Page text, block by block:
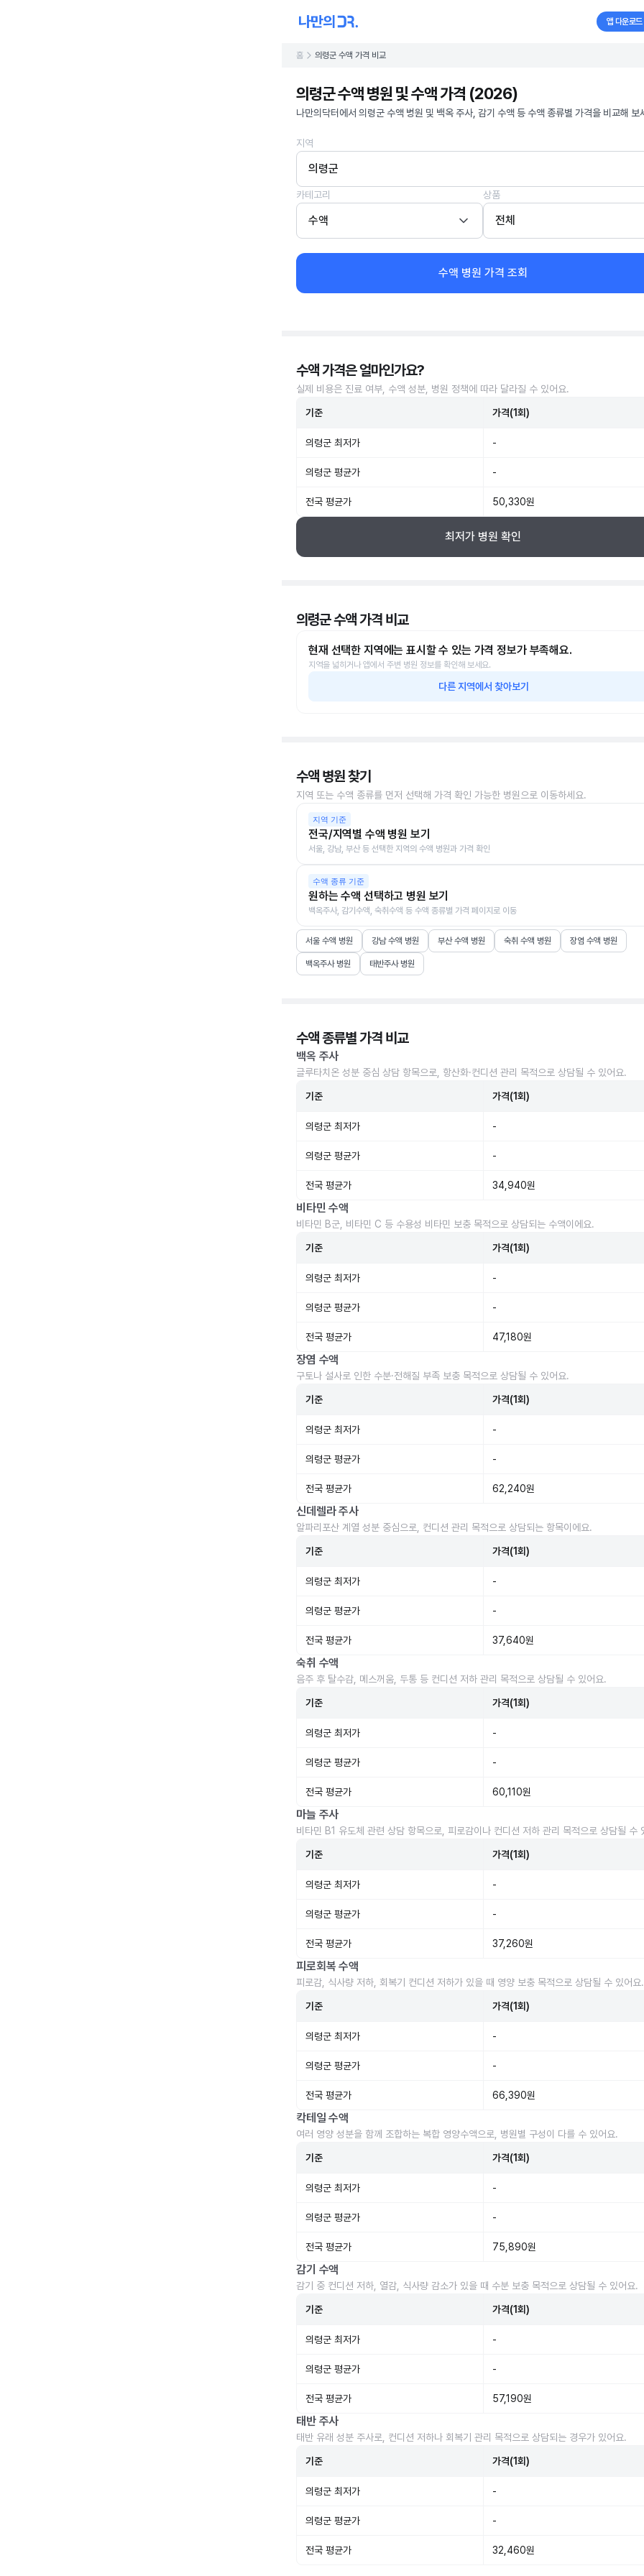
앱 다운로드
홈 의령군 수액 가격 비교
의령군 수액 병원 및 수액 가격 (2026)
나만의닥터에서 의령군 수액 병원 및 백옥 주사, 감기 수액 등 수액 종류별 가격을 비교해 보
지역
의령군
카테고리
수액
상품
전체
수액 병원 가격 조회
수액 가격은 얼마인가요?
실제 비용은 진료 여부, 수액 성분, 병원 정책에 따라 달라질 수 있어요.
기준 가격(1회)
의령군 최저가 -
의령군 평균가 -
전국 평균가 50,330원
최저가 병원 확인
의령군 수액 가격 비교
현재 선택한 지역에는 표시할 수 있는 가격 정보가 부족해요.
지역을 넓히거나 앱에서 주변 병원 정보를 확인해 보세요.
다른 지역에서 찾아보기
수액 병원 찾기
지역 또는 수액 종류를 먼저 선택해 가격 확인 가능한 병원으로 이동하세요.
지역 기준
전국/지역별 수액 병원 보기
서울, 강남, 부산 등 선택한 지역의 수액 병원과 가격 확인
수액 종류 기준
원하는 수액 선택하고 병원 보기
백옥주사, 감기수액, 숙취수액 등 수액 종류별 가격 페이지로 이동
서울 수액 병원 강남 수액 병원 부산 수액 병원 숙취 수액 병원 장염 수액 병원
백옥주사 병원 태반주사 병원
수액 종류별 가격 비교
백옥 주사
글루타치온 성분 중심 상담 항목으로, 항산화·컨디션 관리 목적으로 상담될 수 있어요.
기준 가격(1회)
의령군 최저가 -
의령군 평균가 -
전국 평균가 34,940원
비타민 수액
비타민 B군, 비타민 C 등 수용성 비타민 보충 목적으로 상담되는 수액이에요.
기준 가격(1회)
의령군 최저가 -
의령군 평균가 -
전국 평균가 47,180원
장염 수액
구토나 설사로 인한 수분·전해질 부족 보충 목적으로 상담될 수 있어요.
기준 가격(1회)
의령군 최저가 -
의령군 평균가 -
전국 평균가 62,240원
신데렐라 주사
알파리포산 계열 성분 중심으로, 컨디션 관리 목적으로 상담되는 항목이에요.
기준 가격(1회)
의령군 최저가 -
의령군 평균가 -
전국 평균가 37,640원
숙취 수액
음주 후 탈수감, 메스꺼움, 두통 등 컨디션 저하 관리 목적으로 상담될 수 있어요.
기준 가격(1회)
의령군 최저가 -
의령군 평균가 -
전국 평균가 60,110원
마늘 주사
비타민 B1 유도체 관련 상담 항목으로, 피로감이나 컨디션 저하 관리 목적으로 상담될 수
기준 가격(1회)
의령군 최저가 -
의령군 평균가 -
전국 평균가 37,260원
피로회복 수액
피로감, 식사량 저하, 회복기 컨디션 저하가 있을 때 영양 보충 목적으로 상담될 수 있어요.
기준 가격(1회)
의령군 최저가 -
의령군 평균가 -
전국 평균가 66,390원
칵테일 수액
여러 영양 성분을 함께 조합하는 복합 영양수액으로, 병원별 구성이 다를 수 있어요.
기준 가격(1회)
의령군 최저가 -
의령군 평균가 -
전국 평균가 75,890원
감기 수액
감기 중 컨디션 저하, 열감, 식사량 감소가 있을 때 수분 보충 목적으로 상담될 수 있어요.
기준 가격(1회)
의령군 최저가 -
의령군 평균가 -
전국 평균가 57,190원
태반 주사
태반 유래 성분 주사로, 컨디션 저하나 회복기 관리 목적으로 상담되는 경우가 있어요.
기준 가격(1회)
의령군 최저가 -
의령군 평균가 -
전국 평균가 32,460원